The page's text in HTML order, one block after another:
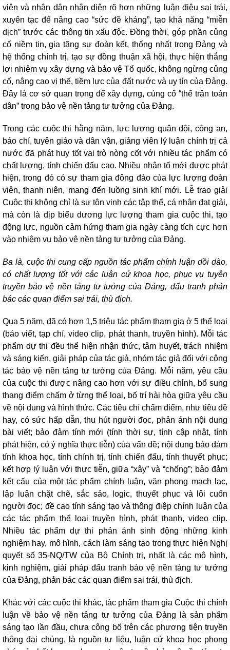
viên và nhân dân nhận diện rõ hơn những luận điệu sai trái,
xuyên tạc để nâng cao “sức đề kháng”, tạo khả năng “miễn
dịch” trước các thông tin xấu độc. Đồng thời, góp phần củng
cố niềm tin, gia tăng sự đoàn kết, thống nhất trong Đảng và
hệ thống chính trị, tạo sự đồng thuận xã hội, thực hiện thắng
lợi nhiệm vụ xây dựng và bảo vệ Tổ quốc, không ngừng củng
cố, nâng cao vị thế, tiềm lực của đất nước và uy tín của Đảng.
Đây là cơ sở quan trọng để xây dựng, củng cố “thế trận toàn
dân” trong bảo vệ nền tảng tư tưởng của Đảng.
Trong các cuộc thi hằng năm, lực lượng quân đội, công an,
báo chí, tuyên giáo và dân vận, giảng viên lý luận chính trị cả
nước đã phát huy tốt vai trò nòng cốt với nhiều tác phẩm có
chất lượng, tính chiến đấu cao. Nhiều nhân tố mới được phát
hiện, trong đó có sự tham gia đông đảo của lực lượng đoàn
viên, thanh niên, mang đến luồng sinh khí mới. Lễ trao giải
Cuộc thi không chỉ là sự tôn vinh các tập thể, cá nhân đạt giải,
mà còn là dịp biểu dương lực lượng tham gia cuộc thi, tạo
động lực, nguồn cảm hứng tham gia ngày càng tích cực hơn
vào nhiệm vụ bảo vệ nền tảng tư tưởng của Đảng.
Ba là, cuộc thi cung cấp nguồn tác phẩm chính luận dồi dào,
có chất lượng tốt với các luận cứ khoa học, phục vụ tuyên
truyền bảo vệ nền tảng tư tưởng của Đảng, đấu tranh phản
bác các quan điểm sai trái, thù địch.
Qua 5 năm, đã có hơn 1,5 triệu tác phẩm tham gia ở 5 thể loại
(báo viết, tạp chí, video clip, phát thanh, truyền hình). Mỗi tác
phẩm dự thi đều thể hiện nhận thức, tâm huyết, trách nhiệm
và sáng kiến, giải pháp của tác giả, nhóm tác giả đối với công
tác bảo vệ nền tảng tư tưởng của Đảng. Mỗi năm, yêu cầu
của cuộc thi được nâng cao hơn với sự điều chỉnh, bổ sung
thang điểm chấm ở từng thể loại, bố trí hài hòa giữa yêu cầu
về nội dung và hình thức. Các tiêu chí chấm điểm, như tiêu đề
hay, có sức hấp dẫn, thu hút người đọc, phản ánh nội dung
bài viết; bảo đảm tính mới (tính thời sự, tính cập nhật, tính
phát hiện, có ý nghĩa thực tiễn) của vấn đề; nội dung bảo đảm
tính khoa học, tính chính trị, tính chiến đấu, tính thuyết phục;
kết hợp lý luận với thực tiễn, giữa “xây” và “chống”; bảo đảm
kết cấu của một tác phẩm chính luận, văn phong mạch lạc,
lập luận chặt chẽ, sắc sảo, logic, thuyết phục và lôi cuốn
người đọc; đề cao tính sáng tạo và thông điệp chính luận của
các tác phẩm thể loại truyền hình, phát thanh, video clip.
Nhiều tác phẩm dự thi phản ánh sinh động những kinh
nghiệm hay, mô hình, cách làm sáng tạo trong thực hiện Nghị
quyết số 35-NQ/TW của Bộ Chính trị, nhất là các mô hình,
kinh nghiệm, giải pháp đấu tranh bảo vệ nền tảng tư tưởng
của Đảng, phản bác các quan điểm sai trái, thù địch.
Khác với các cuộc thi khác, tác phẩm tham gia Cuộc thi chính
luận về bảo vệ nền tảng tư tưởng của Đảng là sản phẩm
sáng tạo lần đầu, chưa công bố trên các phương tiện truyền
thông đại chúng, là nguồn tư liệu, luận cứ khoa học phong